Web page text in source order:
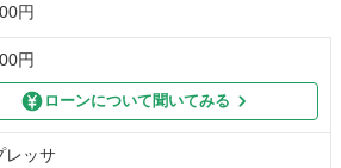
円
円
ローンについて聞いてみる
レッサ